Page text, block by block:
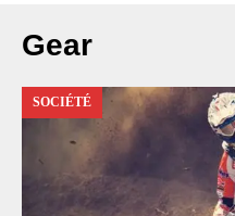
Gear
SOCIÉTÉ